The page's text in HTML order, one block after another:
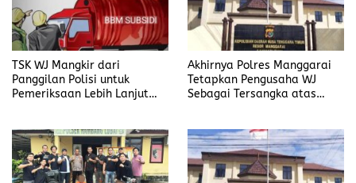
TSK WJ Mangkir dari
Panggilan Polisi untuk
Pemeriksaan Lebih Lanjut
Apa?
Akhirnya Polres Manggarai
Tetapkan Pengusaha WJ
Sebagai Tersangka atas